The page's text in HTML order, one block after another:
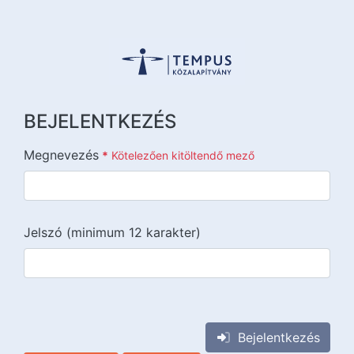
BEJELENTKEZÉS
Megnevezés * Kötelezően kitöltendő mező
Jelszó (minimum 12 karakter)
Bejelentkezés